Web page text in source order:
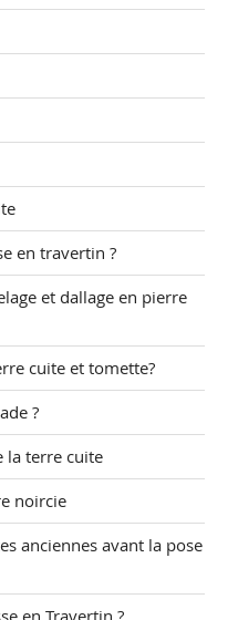
en travertin ?
et dallage en pierre
cuite et tomette?
?
la terre cuite
noircie
anciennes avant la pose